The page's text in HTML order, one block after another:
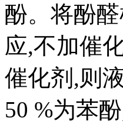
酚。将酚
应,不加催
催化剂,则
50 %为苯